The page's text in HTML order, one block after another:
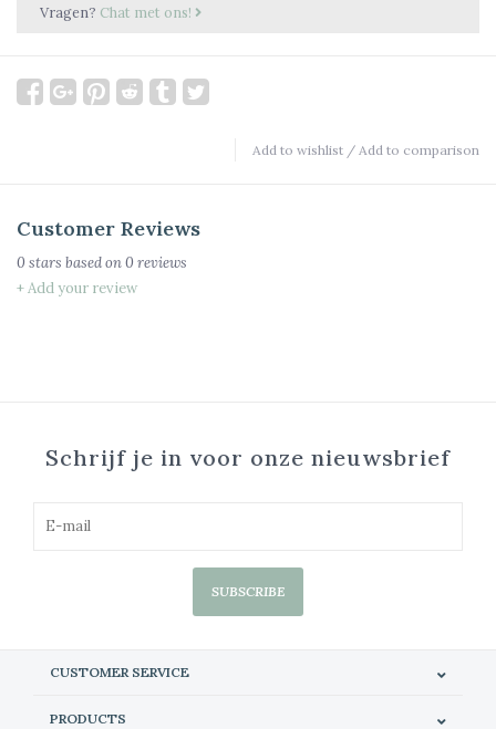
Vragen? Chat met ons!
Add to wishlist / Add to comparison
Customer Reviews
0 stars based on0 reviews
+ Add your review
Schrijf je in voor onze nieuwsbrief
SUBSCRIBE
CUSTOMER SERVICE
PRODUCTS